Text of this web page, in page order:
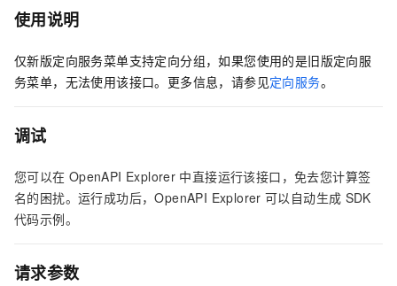
使用说明
仅新版定向服务菜单支持定向分组，如果您使用的是旧版定向服
务菜单，无法使用该接口。更多信息，请参见定向服务。
调试
您可以在 OpenAPI Explorer 中直接运行该接口，免去您计算签
名的困扰。运行成功后，OpenAPI Explorer 可以自动生成 SDK
代码示例。
请求参数